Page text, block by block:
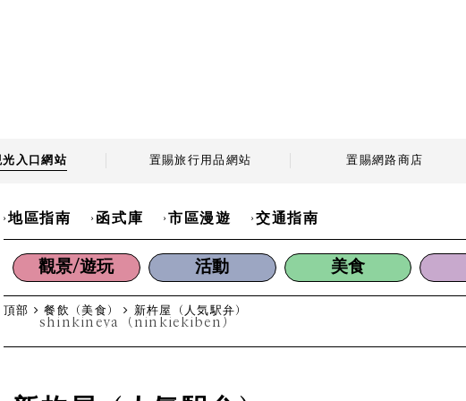
光 入口網站 置賜旅行用品 網站 置賜網路商店
地區指南 函式庫 市區漫遊 交通指南
觀景/遊玩 活動 美食
頂部 餐飲（美食） 新杵屋（人気駅弁）
shinkineya（ninkiekiben）